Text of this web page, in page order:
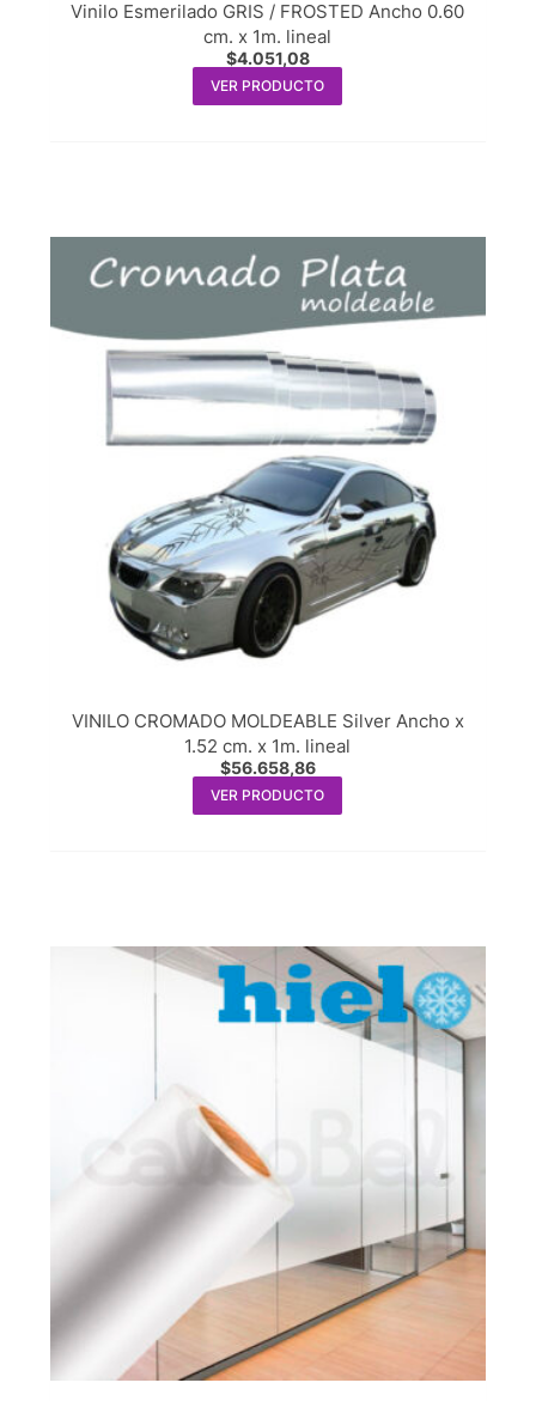
Vinilo Esmerilado GRIS / FROSTED Ancho 0.60
cm. x 1m. lineal
$4.051,08
VER PRODUCTO
VINILO CROMADO MOLDEABLE Silver Ancho x
1.52 cm. x 1m. lineal
$56.658,86
VER PRODUCTO